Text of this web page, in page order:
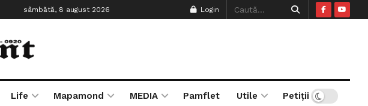
sâmbătă, 8 august 2026 Login
Life Mapamond MEDIA Pamflet Utile Petiții